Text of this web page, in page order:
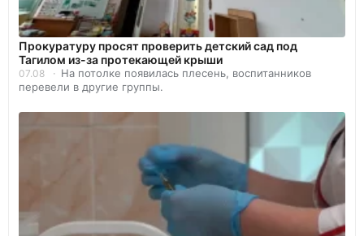
Прокуратуру просят проверить детский сад под
Тагилом из-за протекающей крыши
07.08
На потолке появилась плесень, воспитанников
перевели в другие группы.